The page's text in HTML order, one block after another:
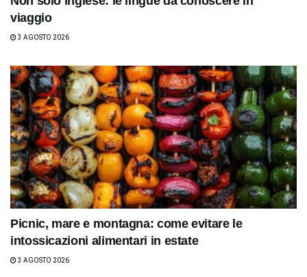
viaggio
3 AGOSTO 2026
Picnic, mare e montagna: come evitare le
intossicazioni alimentari in estate
3 AGOSTO 2026